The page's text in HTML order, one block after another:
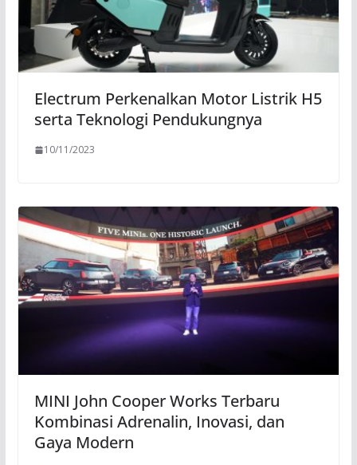
Electrum Perkenalkan Motor Listrik H5
serta Teknologi Pendukungnya
10/11/2023
MINI John Cooper Works Terbaru
Kombinasi Adrenalin, Inovasi, dan
Gaya Modern